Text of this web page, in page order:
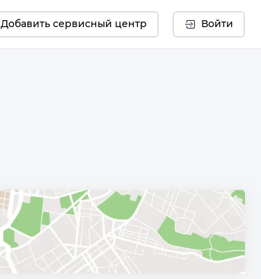
Добавить сервисный центр Войти